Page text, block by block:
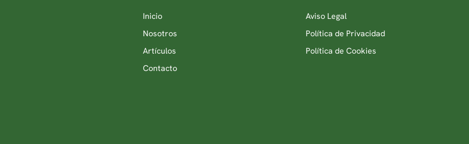
Inicio
Nosotros
Artículos
Contacto
Aviso Legal
Política de Privacidad
Política de Cookies